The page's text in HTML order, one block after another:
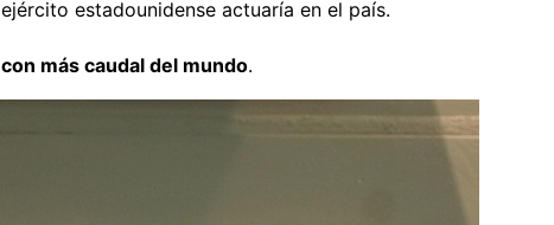
estadounidense actuaría en el país.
más caudal del mundo.